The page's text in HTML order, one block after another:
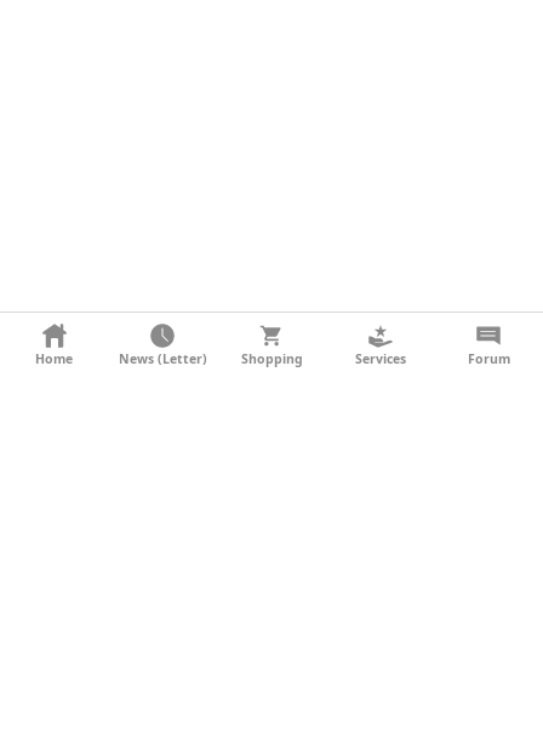
KONTAKT
Home News (Letter) Shopping Services Forum